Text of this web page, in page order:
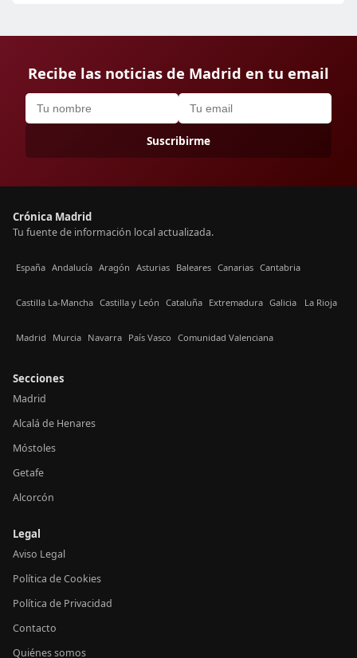
Recibe las noticias de Madrid en tu email
Suscribirme
Crónica Madrid
Tu fuente de información local actualizada.
España Andalucía Aragón Asturias Baleares Canarias Cantabria
Castilla La-Mancha Castilla y León Cataluña Extremadura Galicia La Rioja
Madrid Murcia Navarra País Vasco Comunidad Valenciana
Secciones
Madrid
Alcalá de Henares
Móstoles
Getafe
Alcorcón
Legal
Aviso Legal
Política de Cookies
Política de Privacidad
Contacto
Quiénes somos